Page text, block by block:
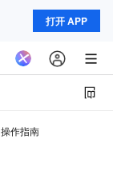
打开 APP
操作指南